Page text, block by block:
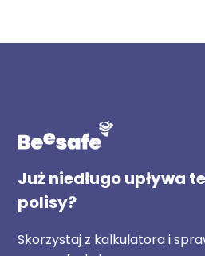
Już niedługo upływa
polisy?
Skorzystaj z kalkulatora i